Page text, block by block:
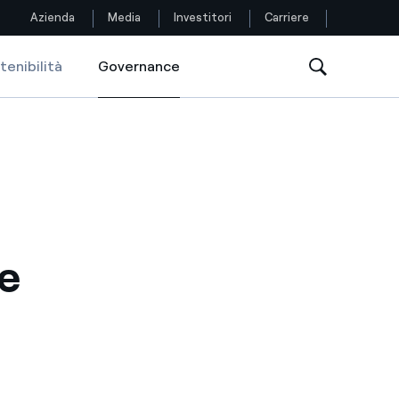
Seguici
Azienda Media Investitori Carriere
Governance
Governance